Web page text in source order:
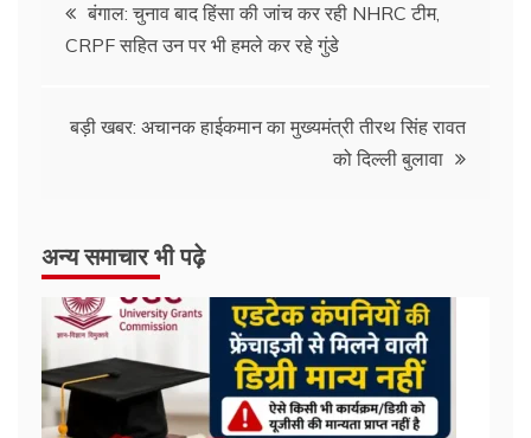
बंगाल: चुनाव बाद हिंसा की जांच कर रही NHRC टीम,
CRPF सहित उन पर भी हमले कर रहे गुंडे
बड़ी खबर: अचानक हाईकमान का मुख्यमंत्री तीरथ सिंह रावत
को दिल्ली बुलावा
अन्य समाचार भी पढ़े